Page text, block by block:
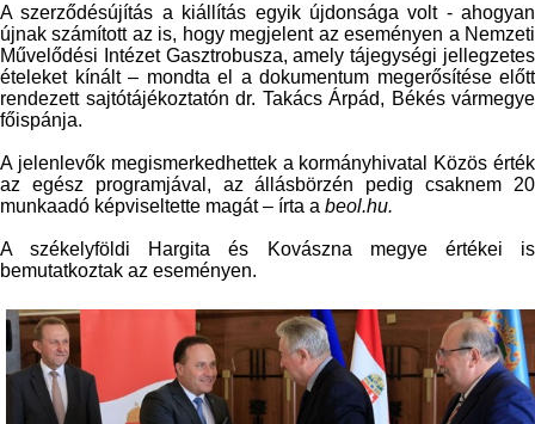
A szerződésújítás a kiállítás egyik újdonsága volt - ahogyan
újnak számított az is, hogy megjelent az eseményen a Nemzeti
Művelődési Intézet Gasztrobusza, amely tájegységi jellegzetes
ételeket kínált – mondta el a dokumentum megerősítése előtt
rendezett sajtótájékoztatón dr. Takács Árpád, Békés vármegye
főispánja.
A jelenlevők megismerkedhettek a kormányhivatal Közös érték
az egész programjával, az állásbörzén pedig csaknem 20
munkaadó képviseltette magát – írta a beol.hu.
A székelyföldi Hargita és Kovászna megye értékei is
bemutatkoztak az eseményen.